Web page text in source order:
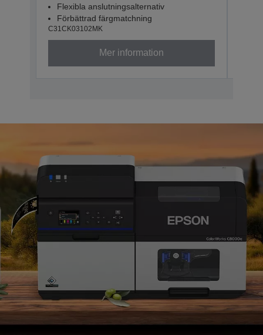
Flexibla anslutningsalternativ
Förbättrad färgmatchning
C31CK03102MK
Mer information